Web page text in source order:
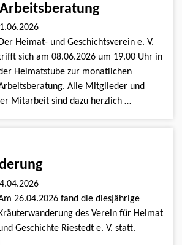
Heimat- und Geschichtsverein e. V.
sich am 08.06.2026 um 19.00 Uhr in
Heimatstube zur monatlichen
Alle Mitglieder und
Mitarbeit sind dazu herzlich …
26.04.2026 fand die diesjährige
Kräuterwanderung des Verein für Heimat
Geschichte Riestedt e. V. statt.